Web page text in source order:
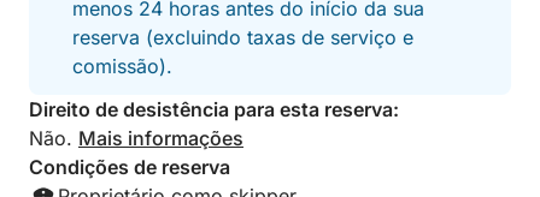
menos 24 horas antes do início da sua
reserva (excluindo taxas de serviço e
comissão).
Direito de desistência para esta reserva:
Não. Mais informações
Condições de reserva